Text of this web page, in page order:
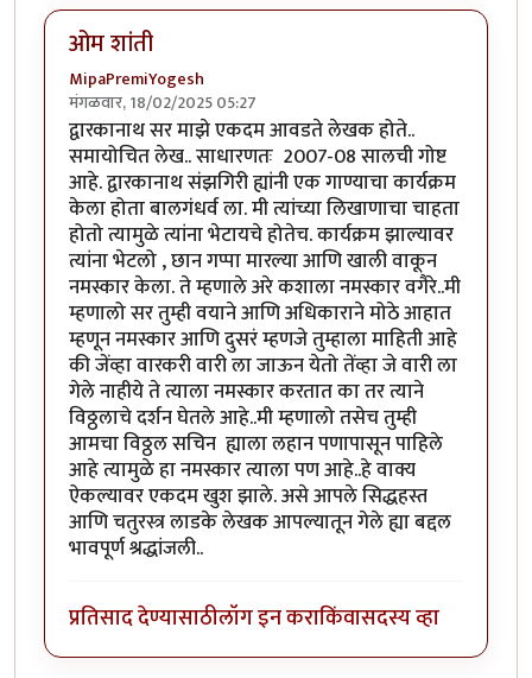
ओम शांती
MipaPremiYogesh
मंगळवार, 18/02/2025 05:27
द्वारकानाथ सर माझे एकदम आवडते लेखक होते..
समायोचित लेख.. साधारणतः 2007-08 सालची गोष्ट
आहे. द्वारकानाथ संझगिरी ह्यांनी एक गाण्याचा कार्यक्रम
केला होता बालगंधर्व ला. मी त्यांच्या लिखाणाचा चाहता
होतो त्यामुळे त्यांना भेटायचे होतेच. कार्यक्रम झाल्यावर
त्यांना भेटलो , छान गप्पा मारल्या आणि खाली वाकून
नमस्कार केला. ते म्हणाले अरे कशाला नमस्कार वगैरे..मी
म्हणालो सर तुम्ही वयाने आणि अधिकाराने मोठे आहात
म्हणून नमस्कार आणि दुसरं म्हणजे तुम्हाला माहिती आहे
की जेंव्हा वारकरी वारी ला जाऊन येतो तेंव्हा जे वारी ला
गेले नाहीये ते त्याला नमस्कार करतात का तर त्याने
विठ्ठलाचे दर्शन घेतले आहे..मी म्हणालो तसेच तुम्ही
आमचा विठ्ठल सचिन ह्याला लहान पणापासून पाहिले
आहे त्यामुळे हा नमस्कार त्याला पण आहे..हे वाक्य
ऐकल्यावर एकदम खुश झाले. असे आपले सिद्धहस्त
आणि चतुरस्त्र लाडके लेखक आपल्यातून गेले ह्या बद्दल
भावपूर्ण श्रद्धांजली..
प्रतिसाद देण्यासाठीलॉग इन कराकिंवासदस्य व्हा